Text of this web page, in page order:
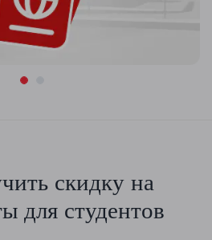
скидку на
для студентов